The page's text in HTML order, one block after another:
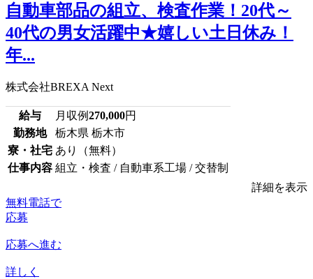
自動車部品の組立、検査作業！20代～
40代の男女活躍中★嬉しい土日休み！
年...
株式会社BREXA Next
給与 月収例270,000円
勤務地
栃木県 栃木市
寮・社宅 あり（無料）
仕事内容 組立・検査 / 自動車系工場 / 交替制
詳細を表示
無料電話で
応募
応募へ進む
詳しく